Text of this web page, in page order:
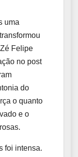
uma
Felipe
no post
do
o quanto
e o
foi intensa.